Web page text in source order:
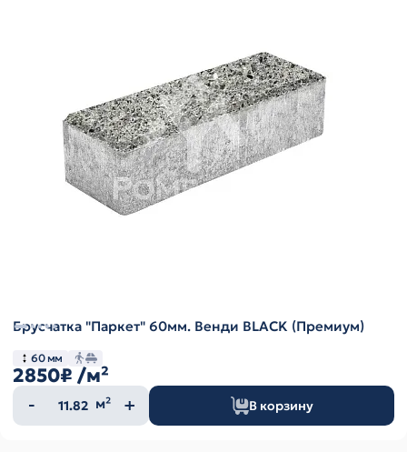
Брусчатка "Паркет" 60мм. Венди BLACK (Премиум)
60 мм
2850₽ /м²
Количество
товара
м² В корзину